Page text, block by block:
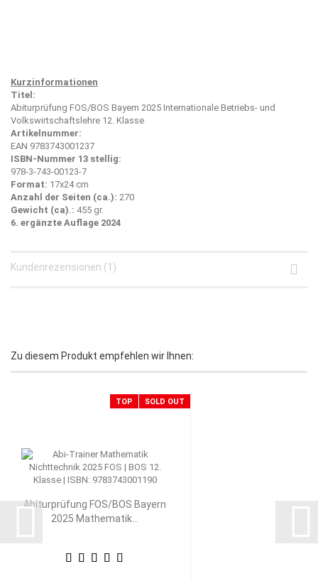
Kurzinformationen
Titel:
Abiturprüfung FOS/BOS Bayern 2025 Internationale Betriebs- und
Volkswirtschaftslehre 12. Klasse
Artikelnummer:
EAN 9783743001237
ISBN-Nummer 13 stellig:
978-3-743-00123-7
Format: 17x24 cm
Anzahl der Seiten (ca.): 270
Gewicht (ca).: 455 gr.
6. ergänzte Auflage 2024
Kundenrezensionen (1)
Zu diesem Produkt empfehlen wir Ihnen:
TOP SOLD OUT
Abiturprüfung FOS/BOS Bayern
2025 Mathematik...